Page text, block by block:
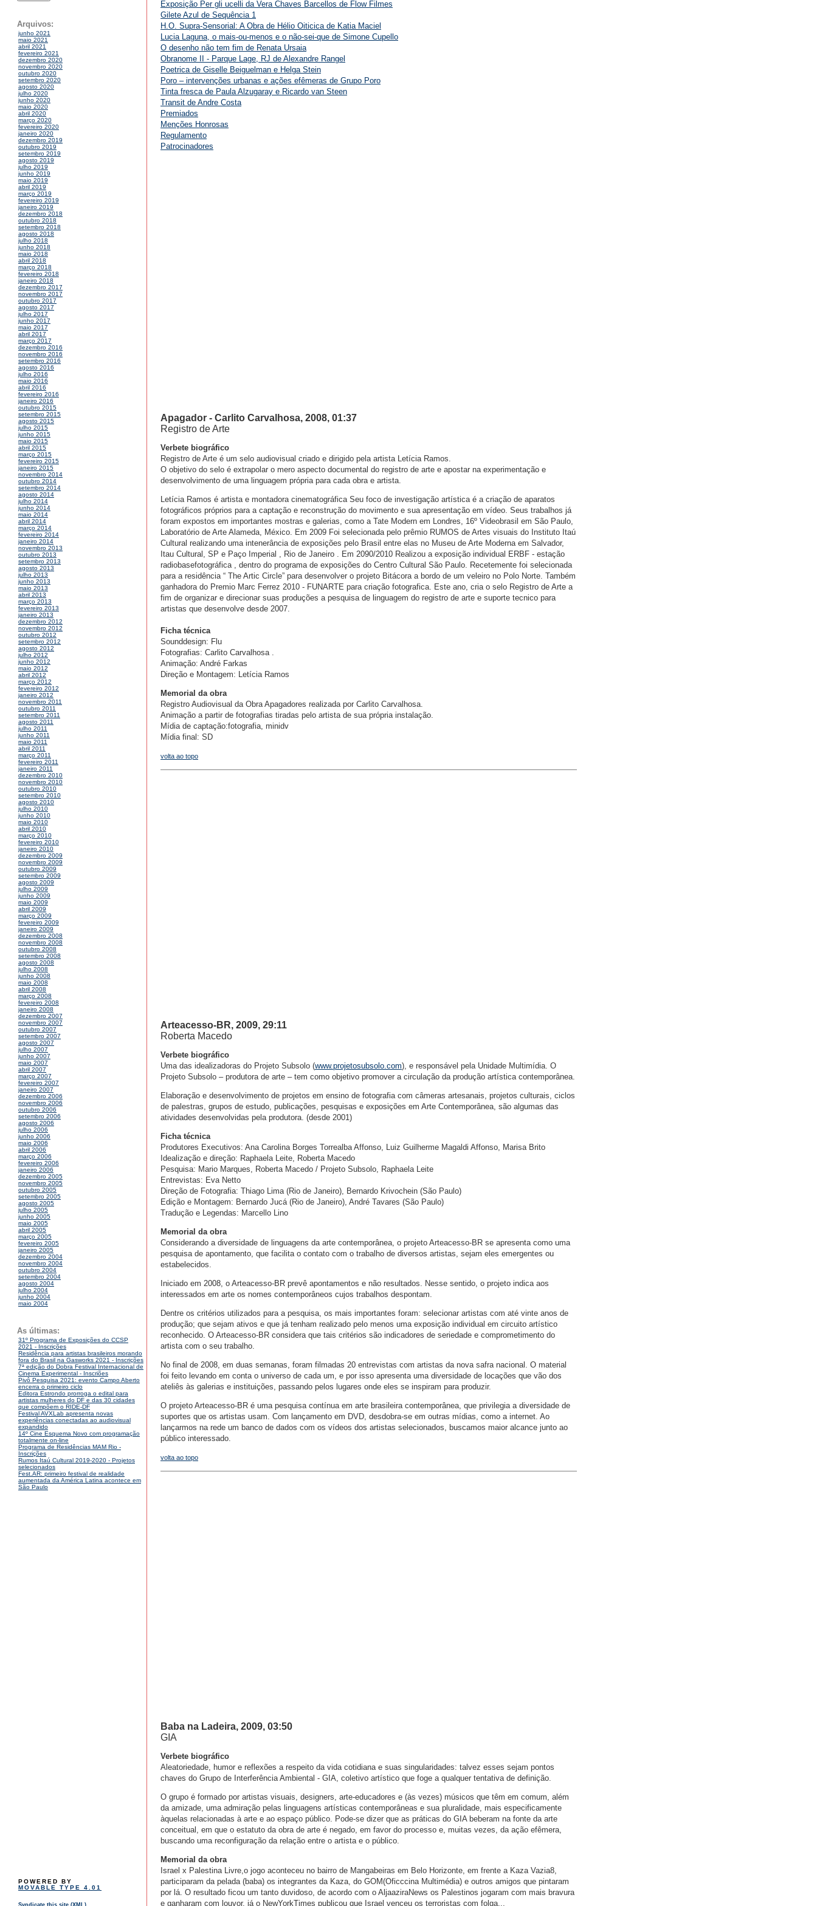
Arquivos:
junho 2021
maio 2021
abril 2021
fevereiro 2021
dezembro 2020
novembro 2020
outubro 2020
setembro 2020
agosto 2020
julho 2020
junho 2020
maio 2020
abril 2020
março 2020
fevereiro 2020
janeiro 2020
dezembro 2019
outubro 2019
setembro 2019
agosto 2019
julho 2019
junho 2019
maio 2019
abril 2019
março 2019
fevereiro 2019
janeiro 2019
dezembro 2018
outubro 2018
setembro 2018
agosto 2018
julho 2018
junho 2018
maio 2018
abril 2018
março 2018
fevereiro 2018
janeiro 2018
dezembro 2017
novembro 2017
outubro 2017
agosto 2017
julho 2017
junho 2017
maio 2017
abril 2017
março 2017
dezembro 2016
novembro 2016
setembro 2016
agosto 2016
julho 2016
maio 2016
abril 2016
fevereiro 2016
janeiro 2016
outubro 2015
setembro 2015
agosto 2015
julho 2015
junho 2015
maio 2015
abril 2015
março 2015
fevereiro 2015
janeiro 2015
novembro 2014
outubro 2014
setembro 2014
agosto 2014
julho 2014
junho 2014
maio 2014
abril 2014
março 2014
fevereiro 2014
janeiro 2014
novembro 2013
outubro 2013
setembro 2013
agosto 2013
julho 2013
junho 2013
maio 2013
abril 2013
março 2013
fevereiro 2013
janeiro 2013
dezembro 2012
novembro 2012
outubro 2012
setembro 2012
agosto 2012
julho 2012
junho 2012
maio 2012
abril 2012
março 2012
fevereiro 2012
janeiro 2012
novembro 2011
outubro 2011
setembro 2011
agosto 2011
julho 2011
junho 2011
maio 2011
abril 2011
março 2011
fevereiro 2011
janeiro 2011
dezembro 2010
novembro 2010
outubro 2010
setembro 2010
agosto 2010
julho 2010
junho 2010
maio 2010
abril 2010
março 2010
fevereiro 2010
janeiro 2010
dezembro 2009
novembro 2009
outubro 2009
setembro 2009
agosto 2009
julho 2009
junho 2009
maio 2009
abril 2009
março 2009
fevereiro 2009
janeiro 2009
dezembro 2008
novembro 2008
outubro 2008
setembro 2008
agosto 2008
julho 2008
junho 2008
maio 2008
abril 2008
março 2008
fevereiro 2008
janeiro 2008
dezembro 2007
novembro 2007
outubro 2007
setembro 2007
agosto 2007
julho 2007
junho 2007
maio 2007
abril 2007
março 2007
fevereiro 2007
janeiro 2007
dezembro 2006
novembro 2006
outubro 2006
setembro 2006
agosto 2006
julho 2006
junho 2006
maio 2006
abril 2006
março 2006
fevereiro 2006
janeiro 2006
dezembro 2005
novembro 2005
outubro 2005
setembro 2005
agosto 2005
julho 2005
junho 2005
maio 2005
abril 2005
março 2005
fevereiro 2005
janeiro 2005
dezembro 2004
novembro 2004
outubro 2004
setembro 2004
agosto 2004
julho 2004
junho 2004
maio 2004
As últimas:
31º Programa de Exposições do CCSP
2021 - Inscrições
Residência para artistas brasileiros morando
fora do Brasil na Gasworks 2021 - Inscrições
7ª edição do Dobra Festival Internacional de
Cinema Experimental - Inscriões
Pivô Pesquisa 2021: evento Campo Aberto
encerra o primeiro ciclo
Editora Estrondo prorroga o edital para
artistas mulheres do DF e das 30 cidades
que compõem o RIDE-DF
Festival AVXLab apresenta novas
experiências conectadas ao audiovisual
expandido
14º Cine Esquema Novo com programação
totalmente on-line
Programa de Residências MAM Rio -
Inscrições
Rumos Itaú Cultural 2019-2020 - Projetos
selecionados
Fest.AR: primeiro festival de realidade
aumentada da América Latina acontece em
São Paulo
POWERED BY
MOVABLE TYPE 4.01
Exposição Per gli ucelli da Vera Chaves Barcellos de Flow Filmes
Gilete Azul de Sequência 1
H.O. Supra-Sensorial: A Obra de Hélio Oiticica de Katia Maciel
Lucia Laguna, o mais-ou-menos e o não-sei-que de Simone Cupello
O desenho não tem fim de Renata Ursaia
Obranome II - Parque Lage, RJ de Alexandre Rangel
Poetrica de Giselle Beiguelman e Helga Stein
Poro – intervenções urbanas e ações efêmeras de Grupo Poro
Tinta fresca de Paula Alzugaray e Ricardo van Steen
Transit de Andre Costa
Premiados
Menções Honrosas
Regulamento
Patrocinadores
Apagador - Carlito Carvalhosa, 2008, 01:37
Registro de Arte
Verbete biográfico
Registro de Arte é um selo audiovisual criado e dirigido pela artista Letícia Ramos.
O objetivo do selo é extrapolar o mero aspecto documental do registro de arte e apostar na experimentação e
desenvolvimento de uma linguagem própria para cada obra e artista.
Letícia Ramos é artista e montadora cinematográfica Seu foco de investigação artística é a criação de aparatos
fotográficos próprios para a captação e reconstrução do movimento e sua apresentação em vídeo. Seus trabalhos já
foram expostos em importantes mostras e galerias, como a Tate Modern em Londres, 16º Videobrasil em São Paulo,
Laboratório de Arte Alameda, México. Em 2009 Foi selecionada pelo prêmio RUMOS de Artes visuais do Instituto Itaú
Cultural realizando uma intenerância de exposições pelo Brasil entre elas no Museu de Arte Moderna em Salvador,
Itau Cultural, SP e Paço Imperial , Rio de Janeiro . Em 2090/2010 Realizou a exposição individual ERBF ‐ estação
radiobasefotográfica , dentro do programa de exposições do Centro Cultural São Paulo. Recetemente foi selecionada
para a residência “ The Artic Circle” para desenvolver o projeto Bitácora a bordo de um veleiro no Polo Norte. Também
ganhadora do Premio Marc Ferrez 2010 - FUNARTE para criação fotografica. Este ano, cria o selo Registro de Arte a
fim de organizar e direcionar suas produções a pesquisa de linguagem do registro de arte e suporte tecnico para
artistas que desenvolve desde 2007.
Ficha técnica
Sounddesign: Flu
Fotografias: Carlito Carvalhosa .
Animação: André Farkas
Direção e Montagem: Letícia Ramos
Memorial da obra
Registro Audiovisual da Obra Apagadores realizada por Carlito Carvalhosa.
Animação a partir de fotografias tiradas pelo artista de sua própria instalação.
Mídia de captação:fotografia, minidv
Mídia final: SD
volta ao topo
Arteacesso-BR, 2009, 29:11
Roberta Macedo
Verbete biográfico
Uma das idealizadoras do Projeto Subsolo (www.projetosubsolo.com), e responsável pela Unidade Multimídia. O
Projeto Subsolo – produtora de arte – tem como objetivo promover a circulação da produção artística contemporânea.
Elaboração e desenvolvimento de projetos em ensino de fotografia com câmeras artesanais, projetos culturais, ciclos
de palestras, grupos de estudo, publicações, pesquisas e exposições em Arte Contemporânea, são algumas das
atividades desenvolvidas pela produtora. (desde 2001)
Ficha técnica
Produtores Executivos: Ana Carolina Borges Torrealba Affonso, Luiz Guilherme Magaldi Affonso, Marisa Brito
Idealização e direção: Raphaela Leite, Roberta Macedo
Pesquisa: Mario Marques, Roberta Macedo / Projeto Subsolo, Raphaela Leite
Entrevistas: Eva Netto
Direção de Fotografia: Thiago Lima (Rio de Janeiro), Bernardo Krivochein (São Paulo)
Edição e Montagem: Bernardo Jucá (Rio de Janeiro), André Tavares (São Paulo)
Tradução e Legendas: Marcello Lino
Memorial da obra
Considerando a diversidade de linguagens da arte contemporânea, o projeto Arteacesso-BR se apresenta como uma
pesquisa de apontamento, que facilita o contato com o trabalho de diversos artistas, sejam eles emergentes ou
estabelecidos.
Iniciado em 2008, o Arteacesso-BR prevê apontamentos e não resultados. Nesse sentido, o projeto indica aos
interessados em arte os nomes contemporâneos cujos trabalhos despontam.
Dentre os critérios utilizados para a pesquisa, os mais importantes foram: selecionar artistas com até vinte anos de
produção; que sejam ativos e que já tenham realizado pelo menos uma exposição individual em circuito artístico
reconhecido. O Arteacesso-BR considera que tais critérios são indicadores de seriedade e comprometimento do
artista com o seu trabalho.
No final de 2008, em duas semanas, foram filmadas 20 entrevistas com artistas da nova safra nacional. O material
foi feito levando em conta o universo de cada um, e por isso apresenta uma diversidade de locações que vão dos
ateliês às galerias e instituições, passando pelos lugares onde eles se inspiram para produzir.
O projeto Arteacesso-BR é uma pesquisa contínua em arte brasileira contemporânea, que privilegia a diversidade de
suportes que os artistas usam. Com lançamento em DVD, desdobra-se em outras mídias, como a internet. Ao
lançarmos na rede um banco de dados com os vídeos dos artistas selecionados, buscamos maior alcance junto ao
público interessado.
volta ao topo
Baba na Ladeira, 2009, 03:50
GIA
Verbete biográfico
Aleatoriedade, humor e reflexões a respeito da vida cotidiana e suas singularidades: talvez esses sejam pontos
chaves do Grupo de Interferência Ambiental - GIA, coletivo artístico que foge a qualquer tentativa de definição.
O grupo é formado por artistas visuais, designers, arte-educadores e (às vezes) músicos que têm em comum, além
da amizade, uma admiração pelas linguagens artísticas contemporâneas e sua pluralidade, mais especificamente
àquelas relacionadas à arte e ao espaço público. Pode-se dizer que as práticas do GIA beberam na fonte da arte
conceitual, em que o estatuto da obra de arte é negado, em favor do processo e, muitas vezes, da ação efêmera,
buscando uma reconfiguração da relação entre o artista e o público.
Memorial da obra
Israel x Palestina Livre,o jogo aconteceu no bairro de Mangabeiras em Belo Horizonte, em frente a Kaza Vazia8,
participaram da pelada (baba) os integrantes da Kaza, do GOM(Oficccina Multimédia) e outros amigos que pintaram
por lá. O resultado ficou um tanto duvidoso, de acordo com o AljaaziraNews os Palestinos jogaram com mais bravura
e ganharam com louvor, já o NewYorkTimes publicou que Israel venceu os terroristas com folga...